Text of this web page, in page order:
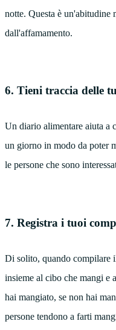
notte. Questa è un'abitudine
dall'affamamento.
6. Tieni traccia delle
Un diario alimentare aiuta a
un giorno in modo da poter
le persone che sono
7. Registra i tuoi
Di solito, quando compilare
insieme al cibo che mangi e
hai mangiato, se non hai
persone tendono a farti